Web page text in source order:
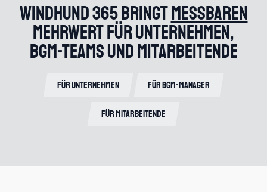
Windhund 365 bringtmessbaren
Mehrwert für Unternehmen,
BGM-Teams und Mitarbeitende
Für Unternehmen Für BGM-Manager
Für Mitarbeitende